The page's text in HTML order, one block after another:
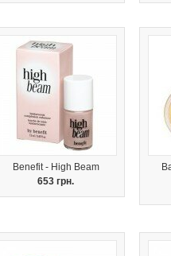
Benefit - High Beam
653 грн.